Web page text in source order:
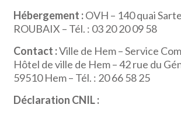
Hébergement :OVH – 140 quai
ROUBAIX – Tél. : 03 20 20 09 58
Contact :Ville de Hem – Service
Hôtel de ville de Hem – 42 rue du
59510 Hem – Tél. : 20 66 58 25
Déclaration CNIL :